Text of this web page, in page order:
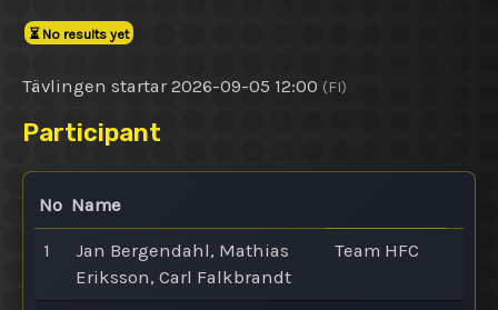
⏳ No results yet
Tävlingen startar 2026-09-05 12:00 (FI)
Participant
No Name
1
Jan Bergendahl, Mathias
Eriksson, Carl Falkbrandt
Team HFC